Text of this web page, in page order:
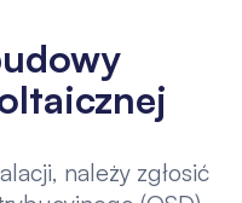
należy zgłosić